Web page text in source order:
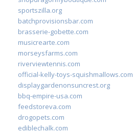
sportszilla.org
batchprovisionsbar.com
brasserie-gobette.com
musicrearte.com
morseysfarms.com
riverviewtennis.com
official-kelly-toys-squishmallows.com
displaygardenonsuncrest.org
bbq-empire-usa.com
feedstoreva.com
drogopets.com
ediblechalk.com